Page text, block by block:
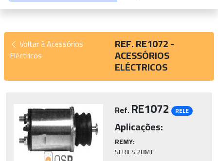
Voltar à Acessórios
Eléctricos
REF. RE1072 -
ACESSÓRIOS
ELÉCTRICOS
Ref.RE1072 RELE
Aplicações:
REMY:
SERIES 28MT